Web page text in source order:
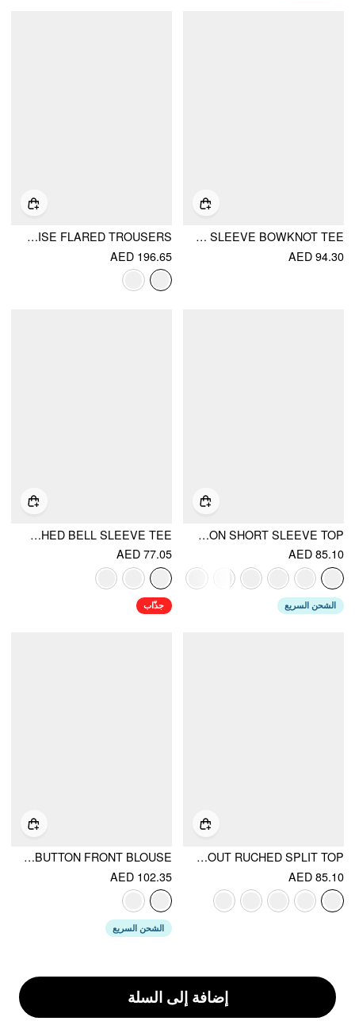
إضافة إلى السلة
STRIPED BOAT NECK SHORT SLEEVE BOWKNOT TEE
AED 94.30
STRETCH DENIM FLORAL EMBROIDERY HIGH RISE FLARED TROUSERS
AED 196.65
ROUND NECKLINE SOLID BUTTON SHORT SLEEVE TOP
AED 85.10
الشحن السريع
HALTER NECK TOP & V-NECK RUCHED BELL SLEEVE TEE
AED 77.05
جذّاب
MANDARIN COLLAR METAL DETAIL CUT OUT RUCHED SPLIT TOP
AED 85.10
ROUND NECKLINE SHORT SLEEVE SEE-THROUGH BUTTON FRONT BLOUSE
AED 102.35
الشحن السريع